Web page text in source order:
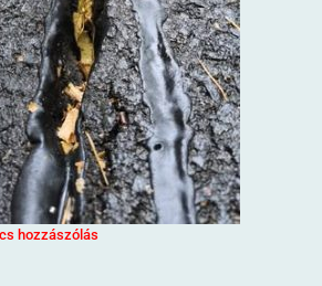
hozzászólás